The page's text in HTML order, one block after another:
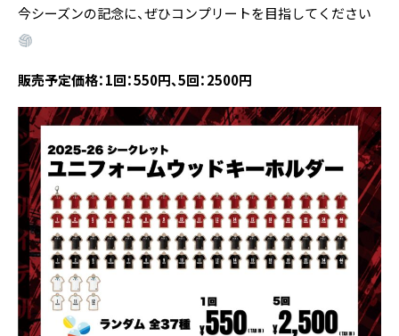
今シーズンの記念に、ぜひコンプリートを目指してください
販売予定価格：1回：550円、5回：2500円